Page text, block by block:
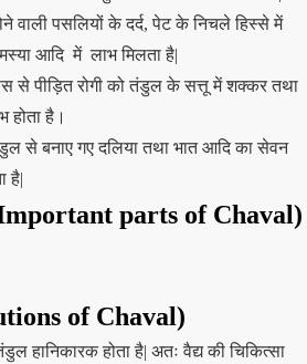
वाली पसलियों के दर्द, पेट के निचले हिस्से में
आदि में लाभ मिलता है|
से पीड़ित रोगी को तंडुल के सत्तू में शक्कर तथा
होता है।
से बनाए गए दलिया तथा भात आदि का सेवन
है|
parts of Chaval)
of Chaval)
हानिकारक होता है| अतः वैद्य की चिकित्सा